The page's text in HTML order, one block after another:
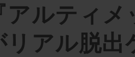
アルティメ
リアル脱出